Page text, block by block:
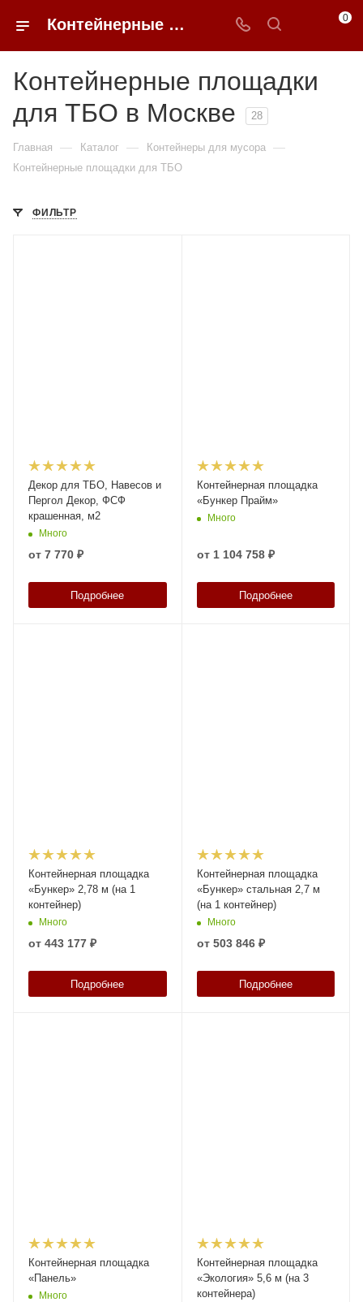
Контейнерные площадки для ТБО в Москве купить по доступным ценам с доставкой от 0ФФЕР.ру 0
Контейнерные площадки
для ТБО в Москве
28
Главная — Каталог — Контейнеры для мусора —
Контейнерные площадки для ТБО
ФИЛЬТР
Декор для ТБО, Навесов и
Пергол Декор, ФСФ
крашенная, м2
Много
от 7 770 ₽
Подробнее
Контейнерная площадка
«Бункер Прайм»
Много
от 1 104 758 ₽
Подробнее
Контейнерная площадка
«Бункер» 2,78 м (на 1
контейнер)
Много
от 443 177 ₽
Подробнее
Контейнерная площадка
«Бункер» стальная 2,7 м
(на 1 контейнер)
Много
от 503 846 ₽
Подробнее
Контейнерная площадка
«Панель»
Много
Контейнерная площадка
«Экология» 5,6 м (на 3
контейнера)